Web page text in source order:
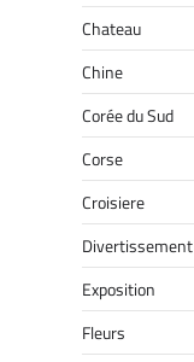
Chateau
Chine
Corée du Sud
Corse
Croisiere
Divertissement
Exposition
Fleurs